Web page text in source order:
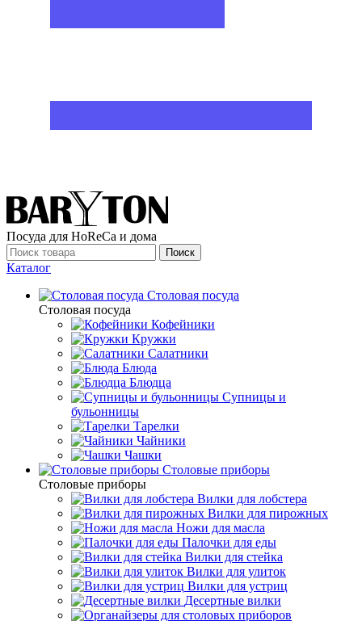
Посуда для HoReCa и дома
Поиск
Каталог
Столовая посуда
Столовая посуда
Кофейники
Кружки
Салатники
Блюда
Блюдца
Супницы и
бульонницы
Тарелки
Чайники
Чашки
Cтоловые приборы
Cтоловые приборы
Вилки для лобстера
Вилки для пирожных
Ножи для масла
Палочки для еды
Вилки для стейка
Вилки для улиток
Вилки для устриц
Десертные вилки